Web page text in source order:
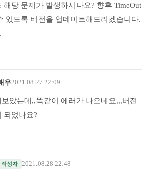
해당 문제가 발생하시나요? 향후 TimeOut
있도록 버전을 업데이트해드리겠습니다.
우2021.08.27 22:09
았는데,,똑같이 에러가 나오네요,,,버전
되었나요?
작성자 2021.08.28 22:48